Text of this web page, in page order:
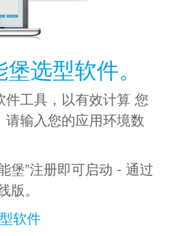
选型软件。
工具，以有效计算 您
请输入您的应用环境数
堡”注册即可启动 - 通过
版。
软件